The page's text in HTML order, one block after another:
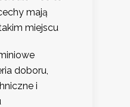
mają
miejscu
doboru,
i